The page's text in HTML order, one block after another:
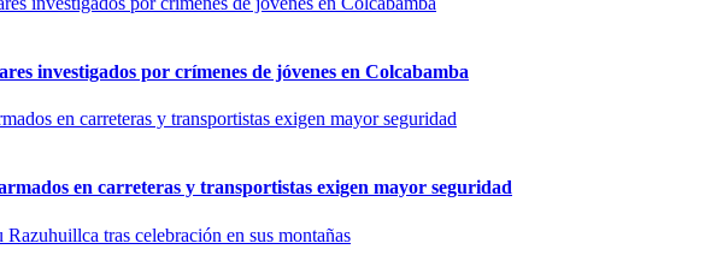
investigados por crímenes de jóvenes en Colcabamba
en carreteras y transportistas exigen mayor seguridad